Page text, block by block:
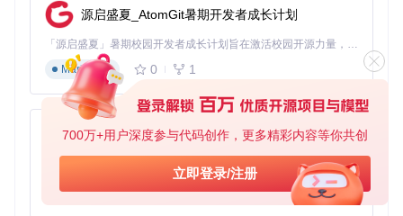
700万+用户深度参与代码创作，更多精彩内容等你共创
立即登录/注册
服务运行时间正确
内存使用处于合理范围
API调用优化：提升性能的实践技巧
为充分发挥AIClient-2-API的性能，建议采用以下优化策略：
请求批处理：将多个独立请求合并为批量调用，减少网络往返
：启用HTTP/2支持，复用TCP连接 缓存策略
复请求启用结果缓存，设置合理的过期时间
超时控制：根据模
型特性设置差异化的超时阈值
这些优化措施可使API调用效率提升30%以上，同时显著降低
源启盛夏_AtomGit暑期开发者成长计划
「源启盛夏」暑期校园开发者成长计划旨在激活校园开源力量，通过积分激励、认证扶持、资源倾斜等形式，引导高校组织和开发者完成「入驻 — 建项目 — 做贡献 — 获认证 — 得资源」的完整闭环。无论你是想带领社团入驻平台的组织者，还是希望用代码贡献证明自己的开发者，都能在这里找到属于你的成长路径。
Markdown
0 1
py-xiaozhi
基于Python的Xiaozhi AI，适用于想要完整Xiaozhi体验而无需拥有专用硬件的用户。
Python
0 1